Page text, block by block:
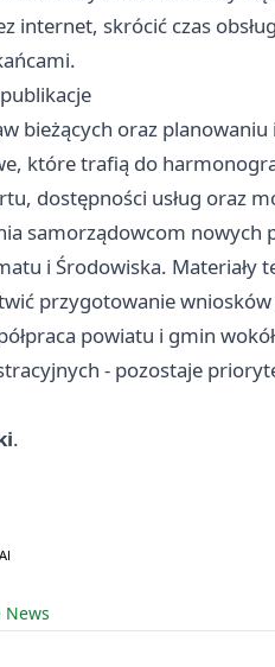
internet, skrócić czas
bieżących oraz
które trafią do
dostępności usług oraz
samorządowcom
i Środowiska. Materiały
przygotowanie
powiatu i gmin
- pozostaje
.
News